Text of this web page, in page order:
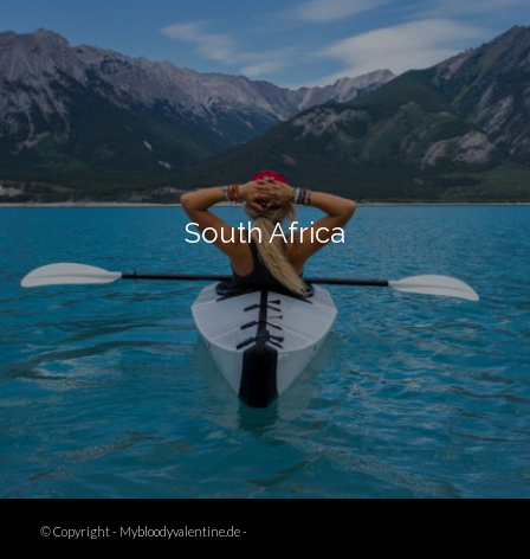
South Africa
© Copyright - Mybloodyvalentine.de-